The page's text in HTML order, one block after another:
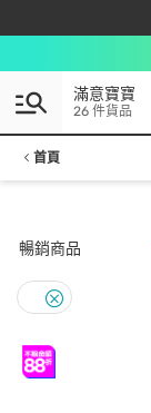
滿意寶寶
26 件貨品
首頁